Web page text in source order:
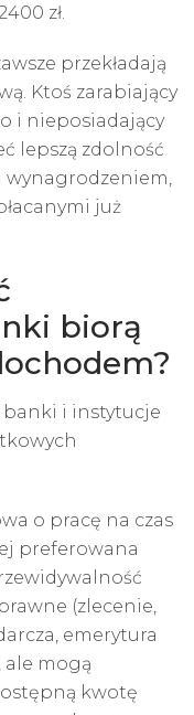
zł.
przekładają
Ktoś zarabiający
i nieposiadający
lepszą zdolność
wynagrodzeniem,
już
biorą
banki i instytucje
o pracę na czas
preferowana
(zlecenie,
emerytura
ale mogą
kwotę